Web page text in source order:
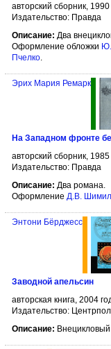
авторский сборник, 1990
Издательство: Правда
Описание: Два
Оформление обложки
Пчелко
Эрих Мария Ремарк
На Западном фронте
авторский сборник, 1985
Издательство: Правда
Описание: Два романа.
Оформление Д.В.
Энтони Бёрджесс
Заводной апельсин
авторская книга, 2004
Издательство:
Описание: